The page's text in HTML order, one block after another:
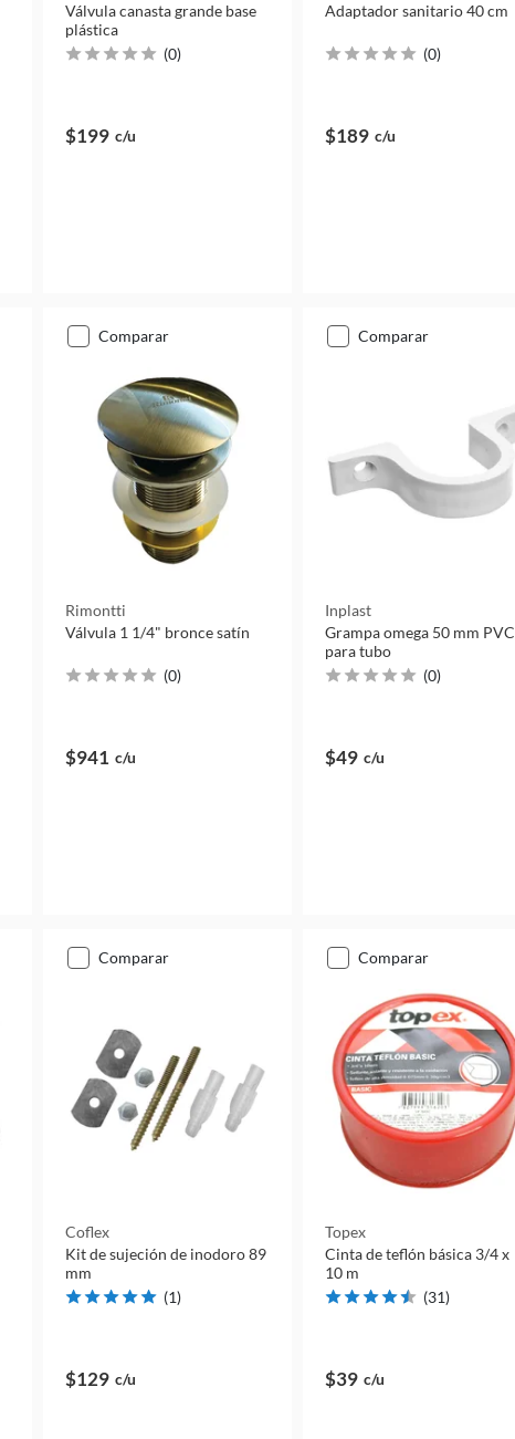
Válvula canasta grande base
plástica
(0)
$199 c/u
Adaptador sanitario 40 cm
(0)
$189 c/u
comparar
Rimontti
Válvula 1 1/4" bronce satín
(0)
$941 c/u
comparar
Inplast
Grampa omega 50 mm PVC
para tubo
(0)
$49 c/u
comparar
Coflex
Kit de sujeción de inodoro 89
mm
(1)
$129 c/u
comparar
Topex
Cinta de teflón básica 3/4 x
10 m
(31)
$39 c/u